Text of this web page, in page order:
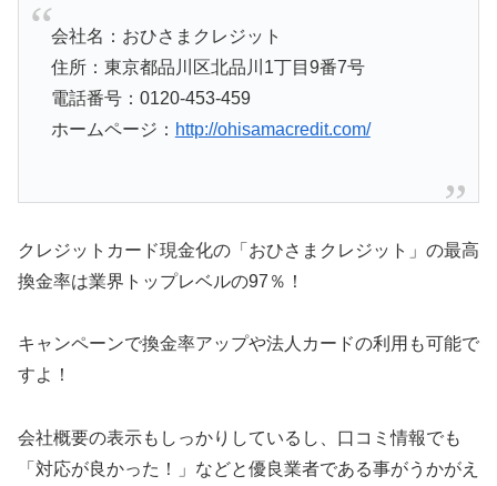
会社名：おひさまクレジット
住所：東京都品川区北品川1丁目9番7号
電話番号：0120-453-459
ホームページ： http://ohisamacredit.com/
クレジットカード現金化の「おひさまクレジット」の最高
換金率は業界トップレベルの97％！
キャンペーンで換金率アップや法人カードの利用も可能で
すよ！
会社概要の表示もしっかりしているし、口コミ情報でも
「対応が良かった！」などと優良業者である事がうかがえ